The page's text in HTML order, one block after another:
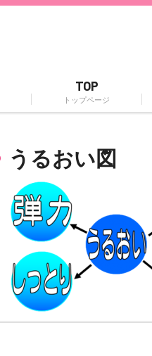
TOP
トップページ
うるおい図